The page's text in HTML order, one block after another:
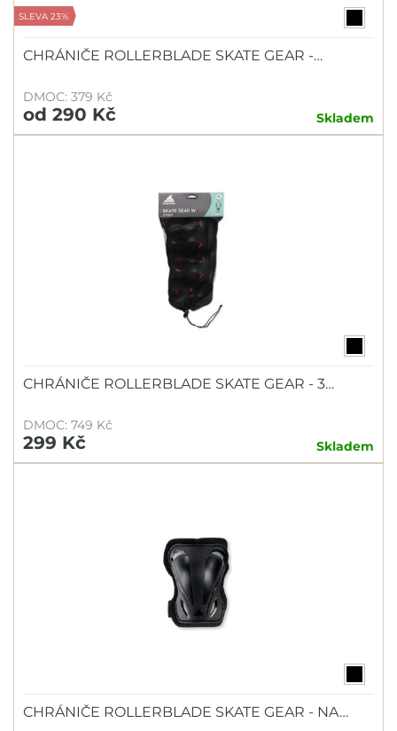
SLEVA 23%
CHRÁNIČE ROLLERBLADE SKATE GEAR -…
DMOC: 379 Kč
od 290 Kč Skladem
CHRÁNIČE ROLLERBLADE SKATE GEAR - 3…
DMOC: 749 Kč
299 Kč Skladem
CHRÁNIČE ROLLERBLADE SKATE GEAR - NA…